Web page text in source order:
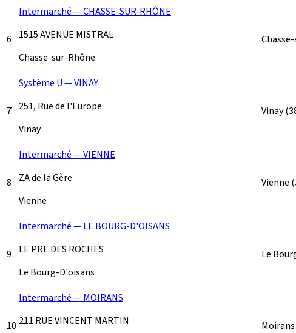
6
Intermarché — CHASSE-SUR-RHÔNE
1515 AVENUE MISTRAL
Chasse-sur-Rhône
7
Système U — VINAY
251, Rue de l'Europe
Vinay
Vinay
8
Intermarché — VIENNE
ZA de la Gère
Vienne
Vienne
9
Intermarché — LE BOURG-D'OISANS
LE PRE DES ROCHES
Le Bourg-D'oisans
Le
10
Intermarché — MOIRANS
211 RUE VINCENT MARTIN
Moirans